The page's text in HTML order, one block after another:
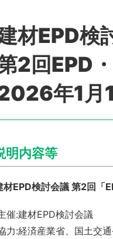
材EPD検
2回EPD
年1月
明内容等
EPD検討会議 第2回「
催:建材EPD検討会議
力:経済産業省、国土交